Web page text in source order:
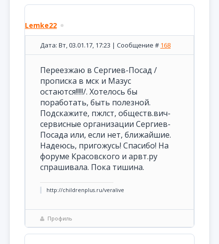
Lemke22
Дата: Вт, 03.01.17, 17:23 | Сообщение # 168
Переезжаю в Сергиев-Посад /
прописка в мск и Мазус
остаются!!!!!/. Хотелось бы
поработать, быть полезной.
Подскажите, пжлст, обществ.вич-
сервисные организации Сергиев-
Посада или, если нет, ближайшие.
Надеюсь, пригожусь! Спасибо! На
форуме Красовского и арвт.ру
спрашивала. Пока тишина.
http://childrenplus.ru/veralive
Профиль